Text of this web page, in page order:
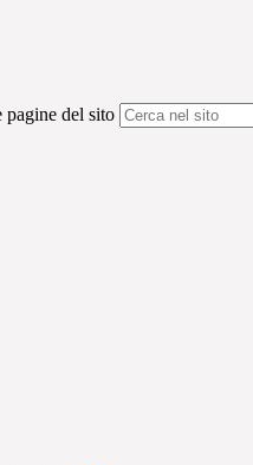
pagine del sito